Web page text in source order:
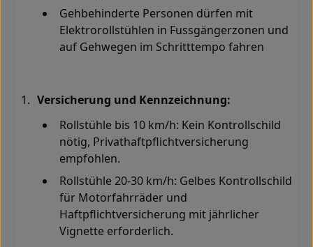
Gehbehinderte Personen dürfen mit
Elektrorollstühlen in Fussgängerzonen und
auf Gehwegen im Schritttempo fahren
Versicherung und Kennzeichnung:
Rollstühle bis 10 km/h: Kein Kontrollschild
nötig, Privathaftpflichtversicherung
empfohlen.
Rollstühle 20-30 km/h: Gelbes Kontrollschild
für Motorfahrräder und
Haftpflichtversicherung mit jährlicher
Vignette erforderlich.